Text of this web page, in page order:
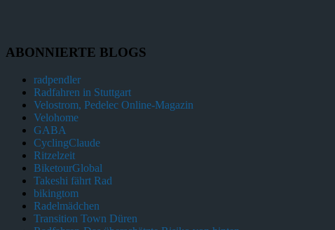
ABONNIERTE BLOGS
radpendler
Radfahren in Stuttgart
Velostrom, Pedelec Online-Magazin
Velohome
GABA
CyclingClaude
Ritzelzeit
BiketourGlobal
Takeshi fährt Rad
bikingtom
Radelmädchen
Transition Town Düren